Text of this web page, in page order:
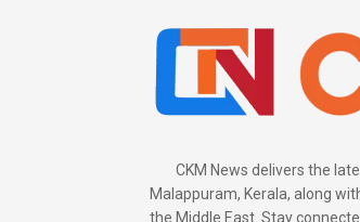
CKM News delivers the
Malappuram, Kerala, along
the Middle East. Stay